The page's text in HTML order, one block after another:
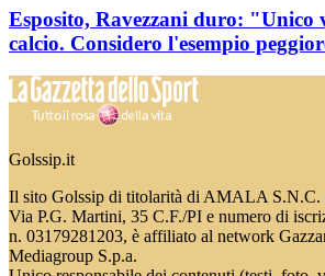
Esposito, Ravezzani duro: "Unico
calcio. Considero l'esempio
Golssip.it
Il sito Golssip di titolarità di AMALA S.N.C.
Via P.G. Martini, 35 C.F./PI e numero di
n. 03179281203, è affiliato al network
Mediagroup S.p.a.